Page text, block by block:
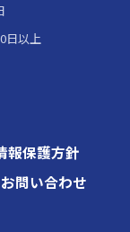
日以上
報保護方針
お問い合わせ